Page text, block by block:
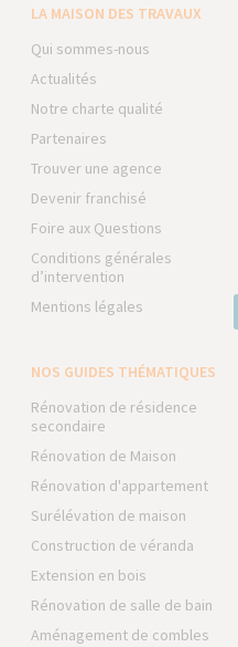
LA MAISON DES TRAVAUX
Qui sommes-nous
Actualités
Notre charte qualité
Partenaires
Trouver une agence
Devenir franchisé
Foire aux Questions
Conditions générales
d’intervention
Mentions légales
NOS GUIDES THÉMATIQUES
Rénovation de résidence
secondaire
Rénovation de Maison
Rénovation d'appartement
Surélévation de maison
Construction de véranda
Extension en bois
Rénovation de salle de bain
Aménagement de combles